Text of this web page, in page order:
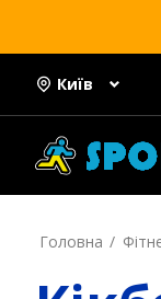
Київ
Головна